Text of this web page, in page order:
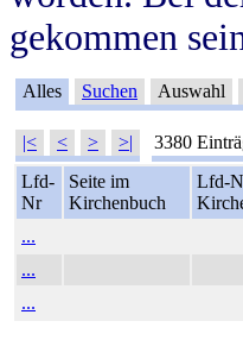
gekommen
Alles Suchen Auswahl
|< < > >| 3380
Lfd-
Nr
Seite im
Kirchenbuch
Lfd-
...
...
...